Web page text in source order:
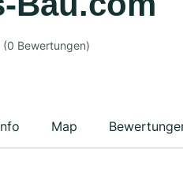
(0 Bewertungen)
Map